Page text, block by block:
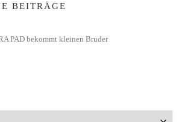
BEITRÄGE
PAD bekommt kleinen Bruder